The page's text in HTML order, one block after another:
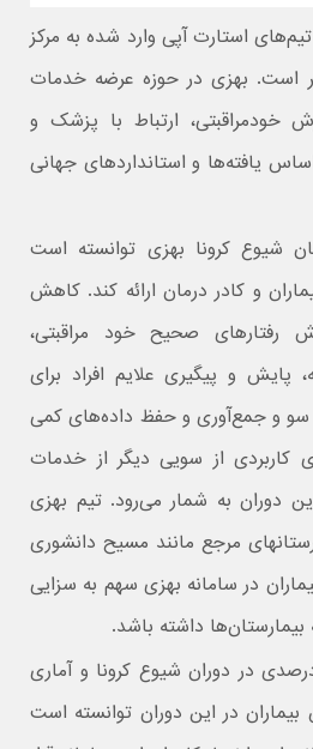
استارت آپی وارد شده به مرکز
است. بهزی در حوزه عرضه خدمات
خودمراقبتی، ارتباط با پزشک و
یافته‌ها و استانداردهای جهانی
شیوع کرونا بهزی توانسته است
و کادر درمان ارائه کند. کاهش
رفتارهای صحیح خود مراقبتی،
پایش و پیگیری علایم افراد برای
و جمع‌آوری و حفظ داده‌های کمی
از سویی دیگر از خدمات
دوران به شمار می‌رود. تیم بهزی
توانست با حضور در بیمارستان‎های مرجع مانند مسیح دانشوری
در سامانه بهزی سهم به سزایی
داشته باشد.
سامانه با رشد ۳۸۰ درصدی در دوران شیوع کرونا و آماری
پایش بیماران در این دوران توانسته است